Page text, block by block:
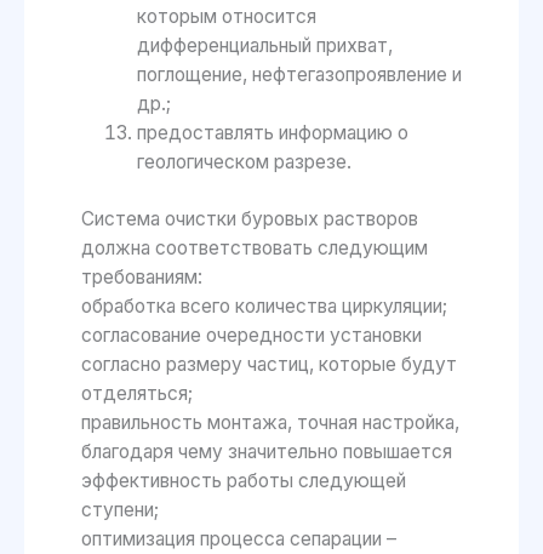
которым относится
дифференциальный прихват,
поглощение, нефтегазопроявление и
др.;
предоставлять информацию о
геологическом разрезе.
Система очистки буровых растворов
должна соответствовать следующим
требованиям:
обработка всего количества циркуляции;
согласование очередности установки
согласно размеру частиц, которые будут
отделяться;
правильность монтажа, точная настройка,
благодаря чему значительно повышается
эффективность работы следующей
ступени;
оптимизация процесса сепарации –